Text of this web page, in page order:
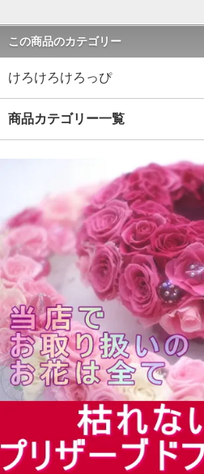
この商品のカテゴリー
けろけろけろっぴ
商品カテゴリー一覧